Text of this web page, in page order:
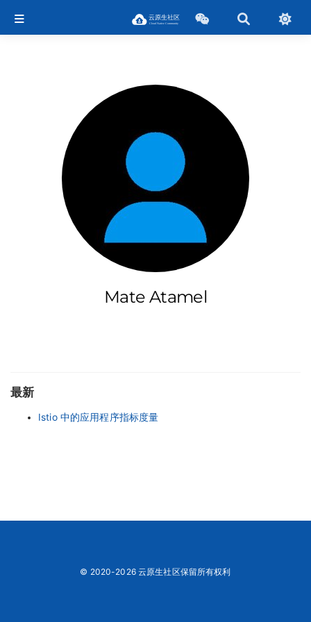
Mate Atamel
最新
Istio 中的应用程序指标度量
© 2020-2026 云原生社区保留所有权利